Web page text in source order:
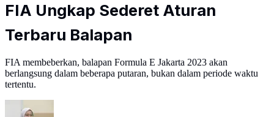
FIA Ungkap Sederet Aturan
Terbaru Balapan
FIA membeberkan, balapan Formula E Jakarta 2023 akan
berlangsung dalam beberapa putaran, bukan dalam periode waktu
tertentu.